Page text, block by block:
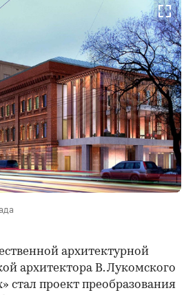
архитектурной
архитектора В. Лукомского
стал проект преобразования